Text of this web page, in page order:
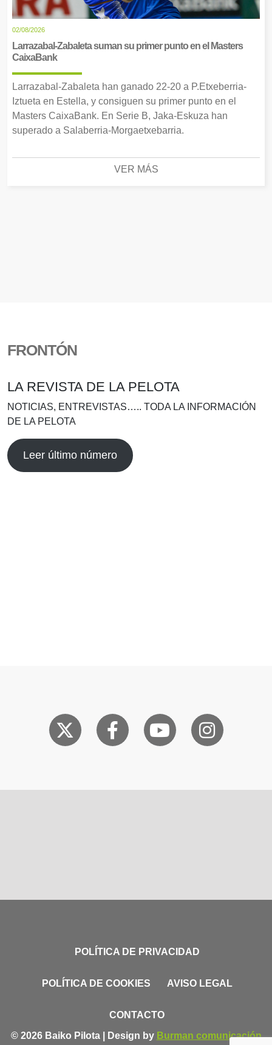
02/08/2026
Larrazabal-Zabaleta suman su primer punto en el Masters
CaixaBank
Larrazabal-Zabaleta han ganado 22-20 a P.Etxeberria-
Iztueta en Estella, y consiguen su primer punto en el
Masters CaixaBank. En Serie B, Jaka-Eskuza han
superado a Salaberria-Morgaetxebarria.
VER MÁS
FRONTÓN
LA REVISTA DE LA PELOTA
NOTICIAS, ENTREVISTAS….. TODA LA INFORMACIÓN
DE LA PELOTA
Leer último número
POLÍTICA DE PRIVACIDAD
POLÍTICA DE COOKIES AVISO LEGAL
CONTACTO
© 2026 Baiko Pilota | Design by Burman comunicación